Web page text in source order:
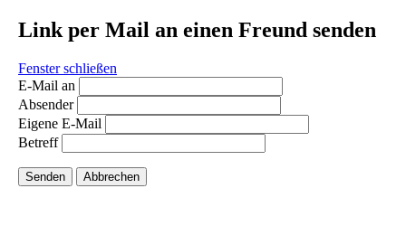
Link per Mail an einen Freund senden
Fenster schließen
E-Mail an
Absender
Eigene E-Mail
Betreff
Senden Abbrechen